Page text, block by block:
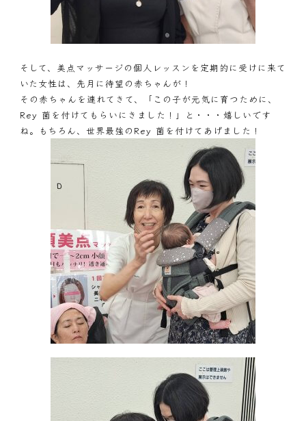
そして、美点マッサージの個人レッスンを定期的に受けに来て
いた女性は、先月に待望の赤ちゃんが！
その赤ちゃんを連れてきて、「この子が元気に育つために、
Rey 菌を付けてもらいにきました！」と・・・嬉しいです
ね。もちろん、世界最強のRey 菌を付けてあげました！